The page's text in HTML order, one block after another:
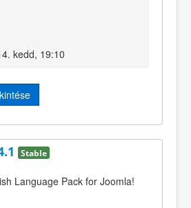
kedd, 19:10
Stable
Language Pack for Joomla!